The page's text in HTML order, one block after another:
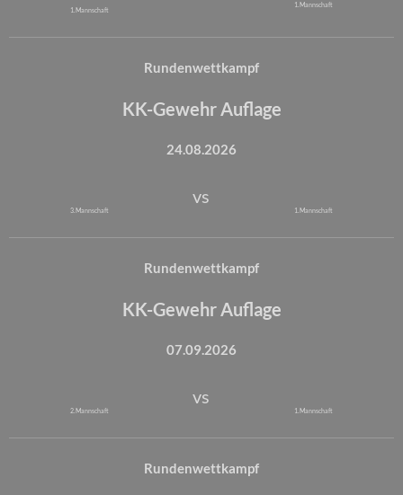
1. Mannschaft
1. Mannschaft
Rundenwettkampf
KK-Gewehr Auflage
24.08.2026
3. Mannschaft
vs
1. Mannschaft
Rundenwettkampf
KK-Gewehr Auflage
07.09.2026
2. Mannschaft
vs
1. Mannschaft
Rundenwettkampf